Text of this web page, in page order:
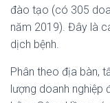
đào tạo (có 305
năm 2019). Đây là
dịch bệnh.
Phân theo địa bàn,
lượng doanh nghiệp